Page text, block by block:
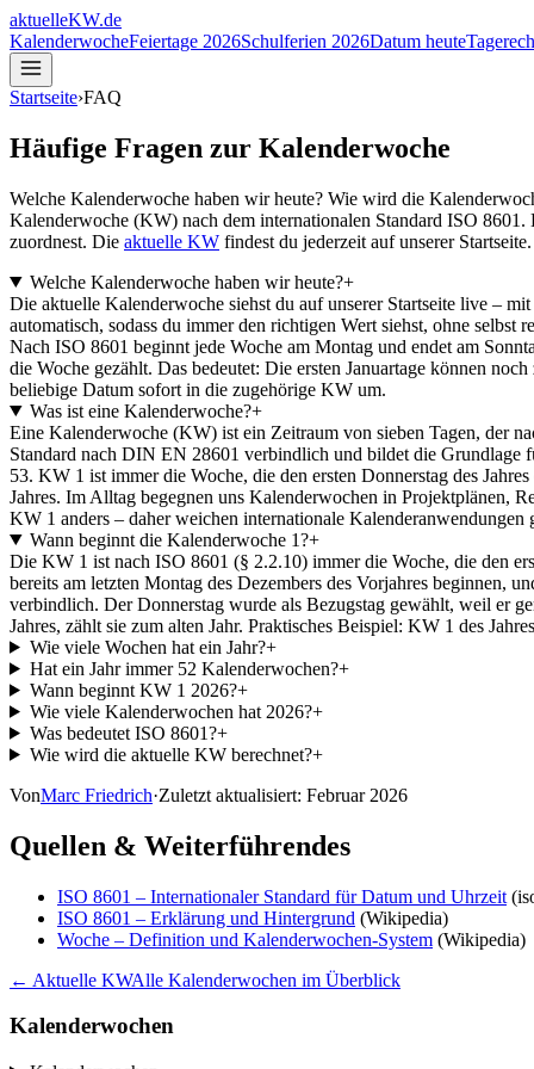
aktuelleKW.de
KalenderwocheFeiertage 2026Schulferien 2026Datum heute
Startseite›FAQ
Häufige Fragen zur Kalenderwoche
Welche Kalenderwoche haben wir heute? Wie wird die
Kalenderwoche (KW) nach dem internationalen Standard ISO
zuordnest. Die aktuelle KW findest du jederzeit auf unserer Startseite.
Welche Kalenderwoche haben wir heute?+
Die aktuelle Kalenderwoche siehst du auf unserer Startseite live –
automatisch, sodass du immer den richtigen Wert siehst, ohne selbst
Nach ISO 8601 beginnt jede Woche am Montag und endet am
die Woche gezählt. Das bedeutet: Die ersten Januartage können
beliebige Datum sofort in die zugehörige KW um.
Was ist eine Kalenderwoche?+
Eine Kalenderwoche (KW) ist ein Zeitraum von sieben Tagen, der
Standard nach DIN EN 28601 verbindlich und bildet die
53. KW 1 ist immer die Woche, die den ersten Donnerstag des
Jahres. Im Alltag begegnen uns Kalenderwochen in Projektplänen,
KW 1 anders – daher weichen internationale Kalenderanwendungen
Wann beginnt die Kalenderwoche 1?+
Die KW 1 ist nach ISO 8601 (§ 2.2.10) immer die Woche, die den
bereits am letzten Montag des Dezembers des Vorjahres beginnen,
verbindlich. Der Donnerstag wurde als Bezugstag gewählt, weil er
Jahres, zählt sie zum alten Jahr. Praktisches Beispiel: KW 1 des
Wie viele Wochen hat ein Jahr?+
Hat ein Jahr immer 52 Kalenderwochen?+
Wann beginnt KW 1 2026?+
Wie viele Kalenderwochen hat 2026?+
Was bedeutet ISO 8601?+
Wie wird die aktuelle KW berechnet?+
VonMarc Friedrich·Zuletzt aktualisiert: Februar 2026
Quellen & Weiterführendes
ISO 8601 – Internationaler Standard für Datum und Uhrzeit
ISO 8601 – Erklärung und Hintergrund (Wikipedia)
Woche – Definition und Kalenderwochen-System (Wikipedia)
← Aktuelle KWAlle Kalenderwochen im Überblick
Kalenderwochen